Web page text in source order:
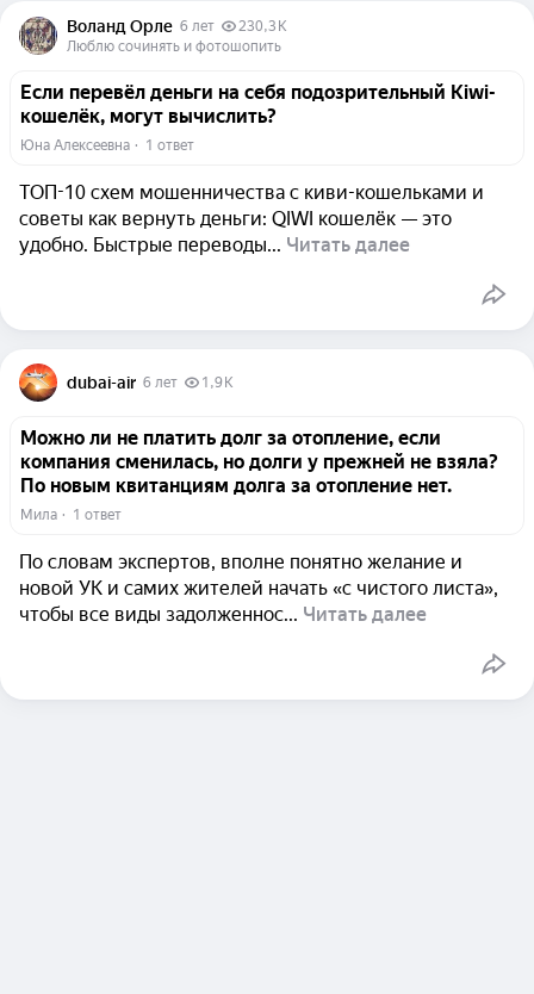
Воланд Орле 6 лет
230,3 K
Люблю сочинять и фотошопить
Если перевёл деньги на себя подозрительный Kiwi-
кошелёк, могут вычислить?
Юна Алексеевна · 1 ответ
ТОП-10 схем мошенничества с киви-кошельками и
советы как вернуть деньги: QIWI кошелёк — это
удобно. Быстрые переводы... Читать далее
dubai-air 6 лет 1,9 K
Можно ли не платить долг за отопление, если
компания сменилась, но долги у прежней не взяла?
По новым квитанциям долга за отопление нет.
Мила · 1 ответ
По словам экспертов, вполне понятно желание и
новой УК и самих жителей начать «с чистого листа»,
чтобы все виды задолженнос... Читать далее